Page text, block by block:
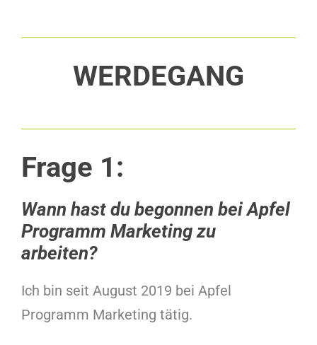
WERDEGANG
Frage 1:
Wann hast du begonnen bei Apfel
Programm Marketing zu
arbeiten?
Ich bin seit August 2019 bei Apfel
Programm Marketing tätig.